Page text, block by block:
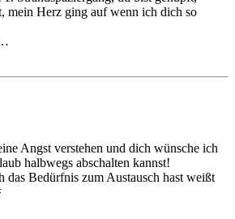
mein Herz ging auf wenn ich dich so
Angst verstehen und dich wünsche ich
halbwegs abschalten kannst!
das Bedürfnis zum Austausch hast weißt